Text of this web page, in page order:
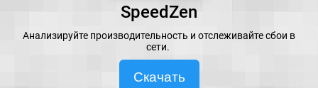
SpeedZen
Анализируйте производительность и отслеживайте сбои в
сети.
Скачать